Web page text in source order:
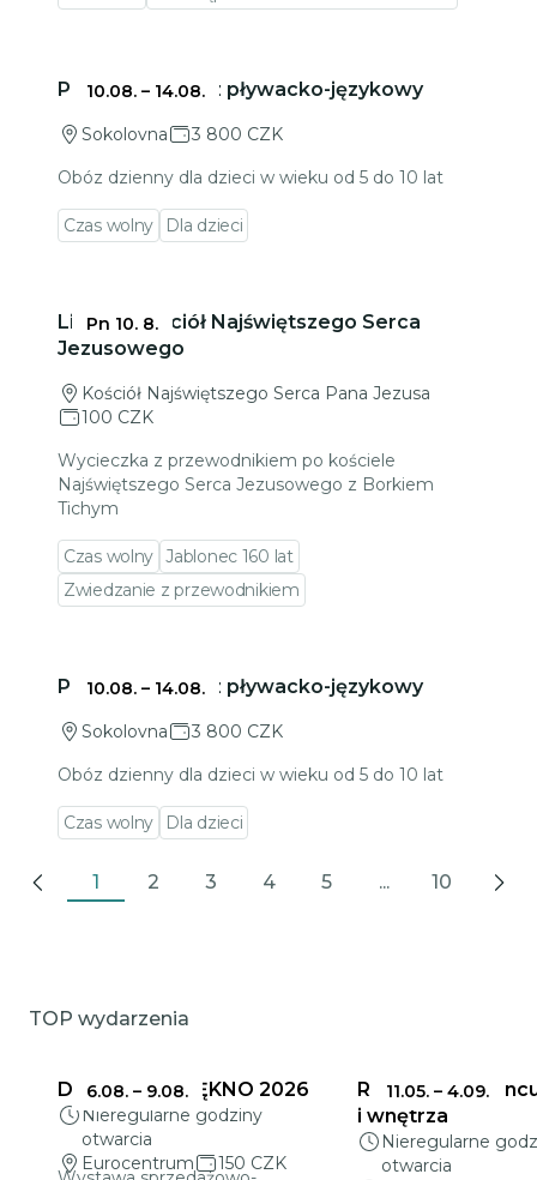
Podmiejski obóz pływacko-językowy
Sokolovna
3 800 CZK
Obóz dzienny dla dzieci w wieku od 5 do 10 lat
Czas wolny Dla dzieci
10.08. – 14.08.
Link II – Kościół Najświętszego Serca
Jezusowego
Kościół Najświętszego Serca Pana Jezusa
100 CZK
Wycieczka z przewodnikiem po kościele
Najświętszego Serca Jezusowego z Borkiem
Tichym
Czas wolny Jablonec 160 lat
Zwiedzanie z przewodnikiem
Pn 10. 8.
Podmiejski obóz pływacko-językowy
Sokolovna
3 800 CZK
Obóz dzienny dla dzieci w wieku od 5 do 10 lat
Czas wolny Dla dzieci
10.08. – 14.08.
Previous
1 2 3 4 5 ... 10
TOP wydarzenia
6.08. – 9.08.
DELIKATNE PIĘKNO 2026
Nieregularne godziny
otwarcia
Eurocentrum
150 CZK
11.05. – 4.09.
Ratusz w
i wnętrza
Nieregularne
otwarcia